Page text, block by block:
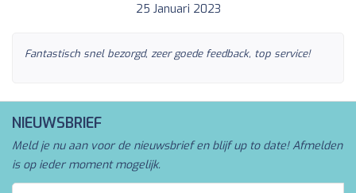
25 Januari 2023
Fantastisch snel bezorgd, zeer goede feedback, top service!
NIEUWSBRIEF
Meld je nu aan voor de nieuwsbrief en blijf up to date! Afmelden
is op ieder moment mogelijk.